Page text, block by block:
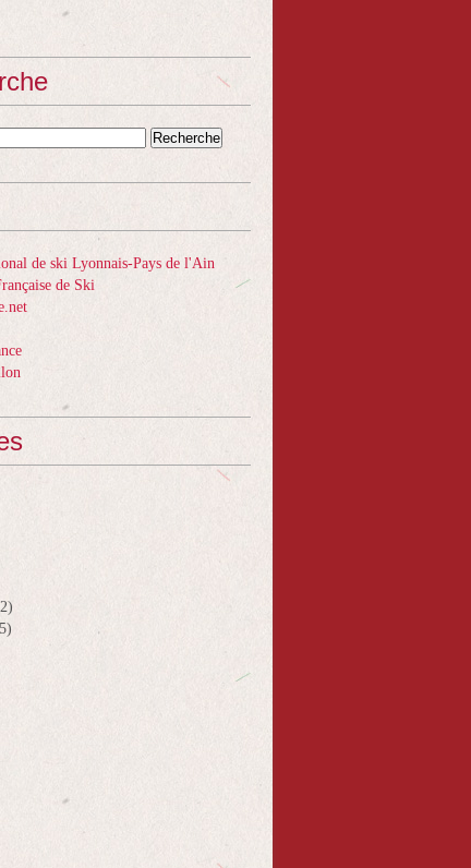
de ski Lyonnais-Pays de l'Ain
de Ski